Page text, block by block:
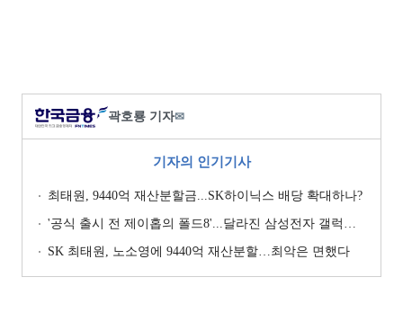
곽호룡 기자✉
기자의 인기기사
최태원, 9440억 재산분할금...SK하이닉스 배당 확대하나?
'공식 출시 전 제이홉의 폴드8'...달라진 삼성전자 갤럭시 마케팅?
SK 최태원, 노소영에 9440억 재산분할…최악은 면했다